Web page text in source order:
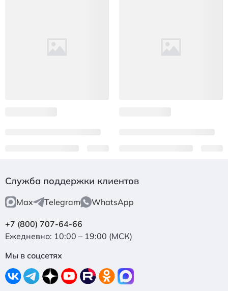
Служба поддержки клиентов
Max Telegram WhatsApp
+7 (800) 707-64-66
Ежедневно: 10:00 – 19:00 (МСК)
Мы в соцсетях